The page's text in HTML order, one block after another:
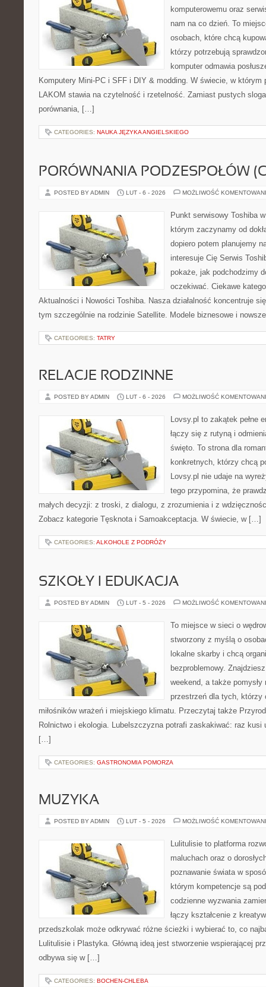
komputerowemu oraz
nam na co dzień. To
osobach, które chcą
którzy potrzebują
komputer odmawia
Komputery Mini-PC i SFF i DIY & modding. W świecie, w którym
LAKOM stawia na czytelność i rzetelność. Zamiast pustych
porównania, […]
CATEGORIES: NAUKA JĘZYKA ANGIELSKIEGO
PORÓWNANIA PODZESPOŁÓW
POSTED BY ADMIN LUT - 6 - 2026 MOŻLIWOŚĆ
Punkt serwisowy Toshiba
którym zaczynamy od
dopiero potem planujemy
interesuje Cię Serwis
pokaże, jak podchodzimy
oczekiwać. Ciekawe
Aktualności i Nowości Toshiba. Nasza działalność koncentruje
tym szczególnie na rodzinie Satellite. Modele biznesowe i
CATEGORIES: TATRY
RELACJE RODZINNE
POSTED BY ADMIN LUT - 6 - 2026 MOŻLIWOŚĆ
Lovsy.pl to zakątek pełne
łączy się z rutyną i
święto. To strona dla
konkretnych, którzy chcą
Lovsy.pl nie udaje na
tego przypomina, że
małych decyzji: z troski, z dialogu, z zrozumienia i z
Zobacz kategorie Tęsknota i Samoakceptacja. W świecie, w […]
CATEGORIES: ALKOHOLE Z PODRÓŻY
SZKOŁY I EDUKACJA
POSTED BY ADMIN LUT - 5 - 2026 MOŻLIWOŚĆ
To miejsce w sieci o
stworzony z myślą o
lokalne skarby i chcą
bezproblemowy.
weekend, a także
przestrzeń dla tych, którzy
miłośników wrażeń i miejskiego klimatu. Przeczytaj także
Rolnictwo i ekologia. Lubelszczyzna potrafi zaskakiwać: raz kusi
[…]
CATEGORIES: GASTRONOMIA POMORZA
MUZYKA
POSTED BY ADMIN LUT - 5 - 2026 MOŻLIWOŚĆ
Lulitulisie to platforma
maluchach oraz o
poznawanie świata w
którym kompetencje są
codzienne wyzwania
łączy kształcenie z
przedszkolak może odkrywać różne ścieżki i wybierać to, co
Lulitulisie i Plastyka. Główną ideą jest stworzenie wspierającej
odbywa się w […]
CATEGORIES: BOCHEN-CHLEBA